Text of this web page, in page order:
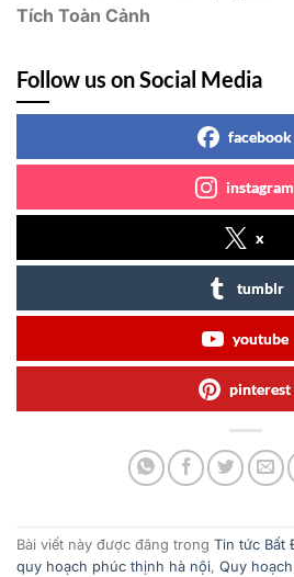
Tích Toàn Cảnh
Follow us on Social Media
facebook
instagram
x
tumblr
youtube
pinterest
Bài viết này được đăng trong Tin tức Bất
quy hoạch phúc thịnh hà nội, Quy